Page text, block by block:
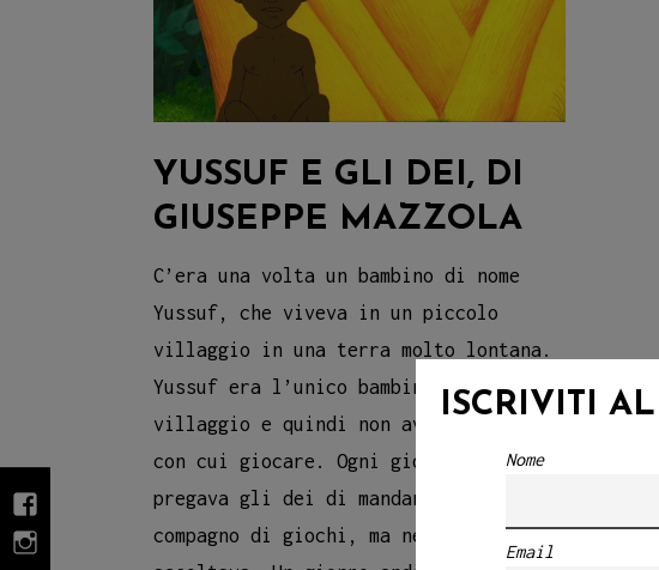
fb
INSTAGRAM
YUSSUF E GLI DEI, DI
GIUSEPPE MAZZOLA
C’era una volta un bambino di nome
Yussuf, che viveva in un piccolo
villaggio in una terra molto lontana.
Yussuf era l’unico bambino del
villaggio e quindi non aveva nessuno
con cui giocare. Ogni giorno Yussuf
pregava gli dei di mandargli un
compagno di giochi, ma nessun dio lo
ISCRIVITI
Nome
Email